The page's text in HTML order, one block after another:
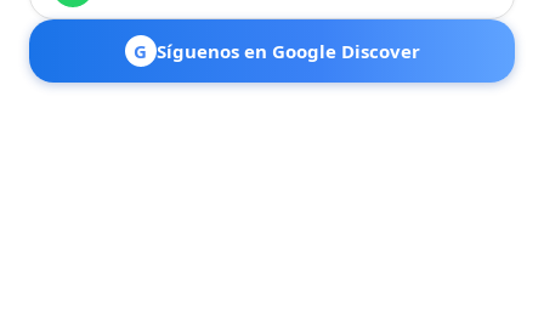
G Síguenos en Google Discover